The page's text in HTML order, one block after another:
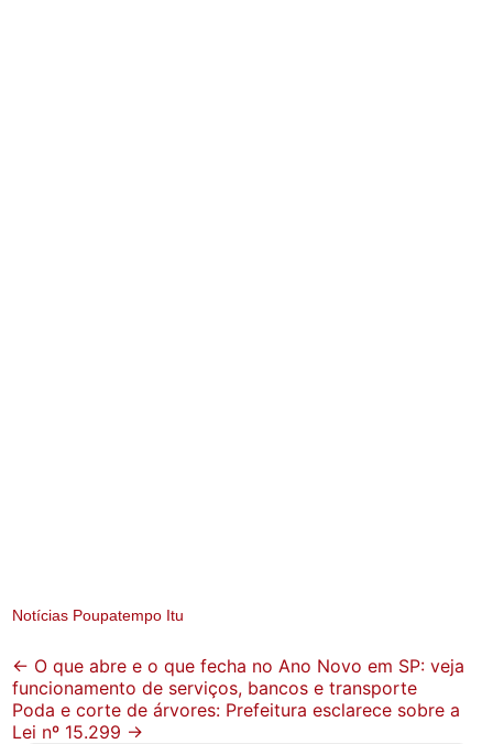
Notícias Poupatempo Itu
Post
navigation
← O que abre e o que fecha no Ano Novo em SP: veja
funcionamento de serviços, bancos e transporte
Poda e corte de árvores: Prefeitura esclarece sobre a
Lei nº 15.299 →